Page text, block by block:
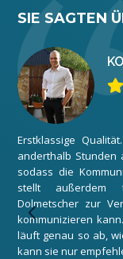
SIE SAGTEN
Erstklassige
anderthalb Stunden
sodass die
stellt außerdem
Dolmetscher zur
kommunizieren
läuft genau so ab,
kann sie nur